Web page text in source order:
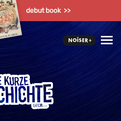
debut book >>